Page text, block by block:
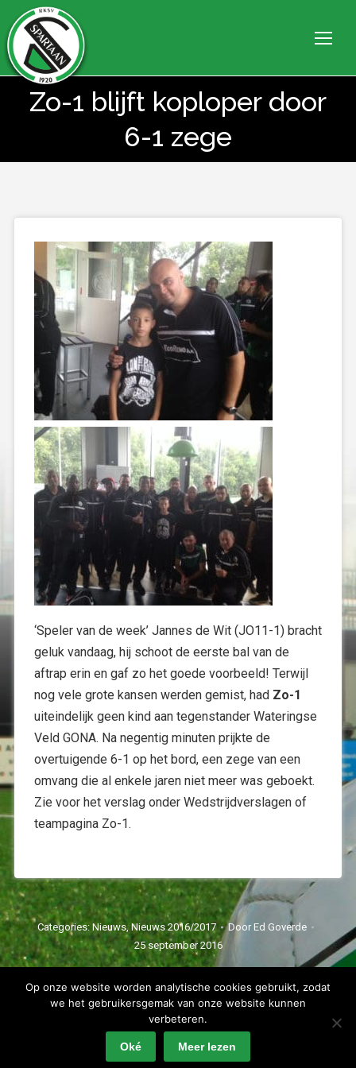
Zo-1 blijft koploper door
6-1 zege
Je bent hier:
‘Speler van de week’ Jannes de Wit (JO11-1) bracht
geluk vandaag, hij schoot de eerste bal van de
aftrap erin en gaf zo het goede voorbeeld! Terwijl
nog vele grote kansen werden gemist, had Zo-1
uiteindelijk geen kind aan tegenstander Wateringse
Veld GONA. Na negentig minuten prijkte de
overtuigende 6-1 op het bord, een zege van een
omvang die al enkele jaren niet meer was geboekt.
Zie voor het verslag onder Wedstrijdverslagen of
teampagina Zo-1.
Categories: Nieuws, Nieuws 2016/2017 Door Ed Goverde
25 september 2016
Op onze website worden analytische cookies gebruikt, zodat
we het gebruikersgemak van onze website kunnen
verbeteren.
Oké Meer lezen